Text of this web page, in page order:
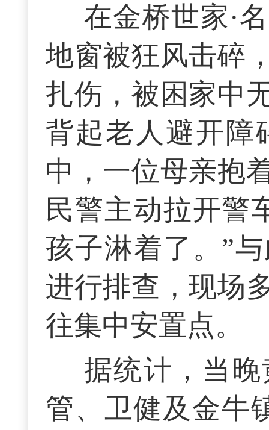
在金桥世家·
地窗被狂风击碎
扎伤，被困家中
背起老人避开障
中，一位母亲抱
民警主动拉开警
孩子淋着了。”
进行排查，现场
往集中安置点。
据统计，当
管、卫健及金牛